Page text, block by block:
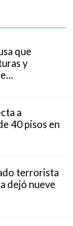
que
y
a
40 pisos en
terrorista
dejó nueve